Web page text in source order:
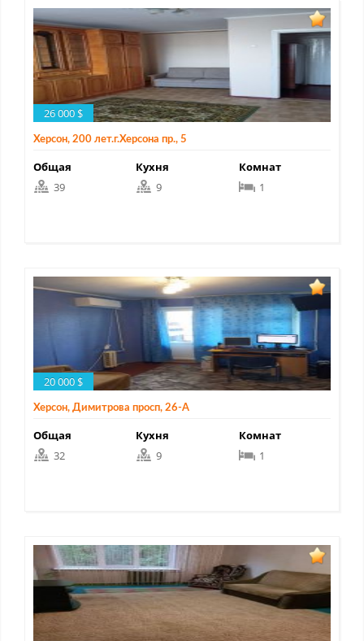
26 000 $
Херсон, 200 лет.г.Херсона пр., 5
Общая
39
Кухня
9
Комнат
1
20 000 $
Херсон, Димитрова просп, 26-А
Общая
32
Кухня
9
Комнат
1